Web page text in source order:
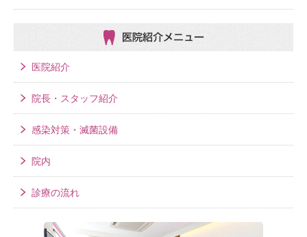
医院紹介メニュー
医院紹介
院長・スタッフ紹介
感染対策・滅菌設備
院内
診療の流れ